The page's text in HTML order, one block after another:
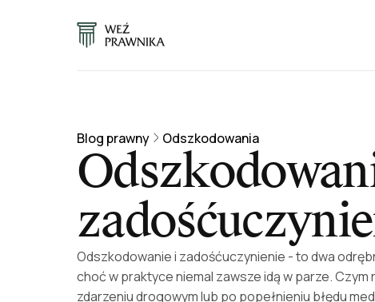
Blog prawny Odszkodowania
Odszkodowanie i zadośćuczynienie - to dwa
choć w praktyce niemal zawsze idą w parze.
zdarzeniu drogowym lub po popełnieniu błędu